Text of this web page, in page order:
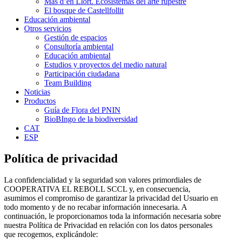
El bosque de Castellfollit
Educación ambiental
Otros servicios
Gestión de espacios
Consultoría ambiental
Educación ambiental
Estudios y proyectos del medio natural
Participación ciudadana
Team Building
Noticias
Productos
Guía de Flora del PNIN
BioBIngo de la biodiversidad
CAT
ESP
Política de privacidad
La confidencialidad y la seguridad son valores primordiales de
COOPERATIVA EL REBOLL SCCL y, en consecuencia,
asumimos el compromiso de garantizar la privacidad del Usuario en
todo momento y de no recabar información innecesaria. A
continuación, le proporcionamos toda la información necesaria sobre
nuestra Política de Privacidad en relación con los datos personales
que recogemos, explicándole: